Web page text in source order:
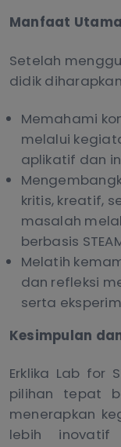
Manfaat
Setelah
didik
Memahami
melalui
aplikatif dan
kritis, kreatif,
masalah
berbasis
Melatih
dan refleksi
serta
Kesimpulan
Erklika Lab for
pilihan tepat
menerapkan
lebih